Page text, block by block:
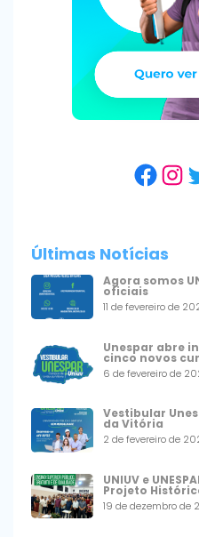
Últimas Notícias
Agora somos
oficiais
11 de fevereiro de
Unespar abre
cinco novos
6 de fevereiro de
Vestibular
da Vitória
2 de fevereiro de
UNIUV e
Projeto
19 de dezembro de